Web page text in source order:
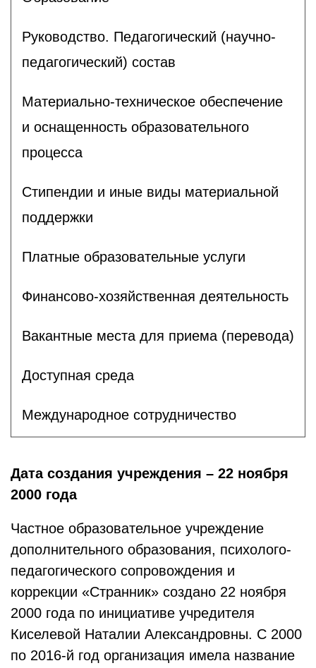
Руководство. Педагогический (научно-
педагогический) состав
Материально-техническое обеспечение
и оснащенность образовательного
процесса
Стипендии и иные виды материальной
поддержки
Платные образовательные услуги
Финансово-хозяйственная деятельность
Вакантные места для приема (перевода)
Доступная среда
Международное сотрудничество
Дата создания учреждения – 22 ноября
2000 года
Частное образовательное учреждение
дополнительного образования, психолого-
педагогического сопровождения и
коррекции «Странник» создано 22 ноября
2000 года по инициативе учредителя
Киселевой Наталии Александровны. С 2000
по 2016-й год организация имела название